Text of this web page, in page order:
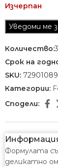
Изчерпан
Количество:
Срок на
SKU:
Категории:
Сподели:
Формулата
деликатно